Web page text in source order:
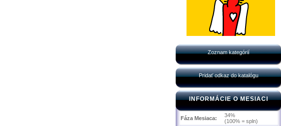
Zoznam kategórií
Pridať odkaz do katalógu
INFORMÁCIE O MESIACI
Fáza Mesiaca:
34%
(100% = spln)